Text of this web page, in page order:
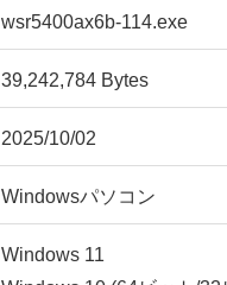
wsr5400ax6b-114.exe
39,242,784 Bytes
2025/10/02
Windowsパソコン
Windows 11